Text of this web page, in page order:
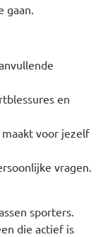
gaan.
en
voor jezelf
vragen.
sporters.
die actief is